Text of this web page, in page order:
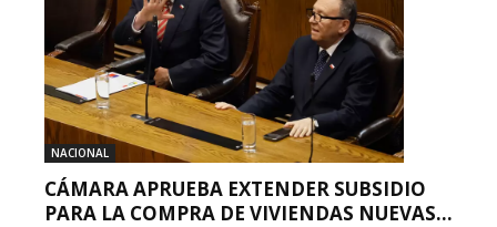
NACIONAL
CÁMARA APRUEBA EXTENDER SUBSIDIO
PARA LA COMPRA DE VIVIENDAS NUEVAS...